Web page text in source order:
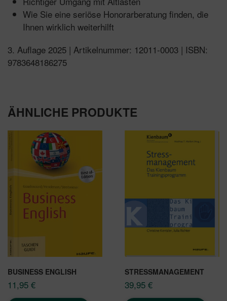
Wie Sie eine seriöse Honorarberatung finden, die
Ihnen wirklich weiterhilft
3. Auflage 2025 | Artikelnummer: 12011-0003 | ISBN:
9783648186275
ÄHNLICHE PRODUKTE
BUSINESS ENGLISH
11,95 €
STRESSMANAGEMENT
39,95 €